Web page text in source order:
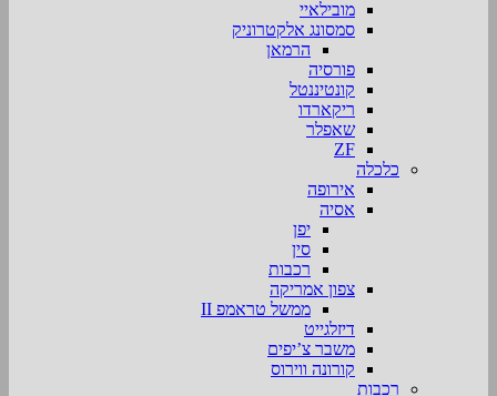
מובילאיי
סמסונג אלקטרוניק
הרמאן
פורסיה
קונטיננטל
ריקארדו
שאפלר
ZF
כלכלה
אירופה
אסיה
יפן
סין
רכבות
צפון אמריקה
ממשל טראמפ II
דיזלגייט
משבר צ’יפים
קורונה ווירוס
רכבות